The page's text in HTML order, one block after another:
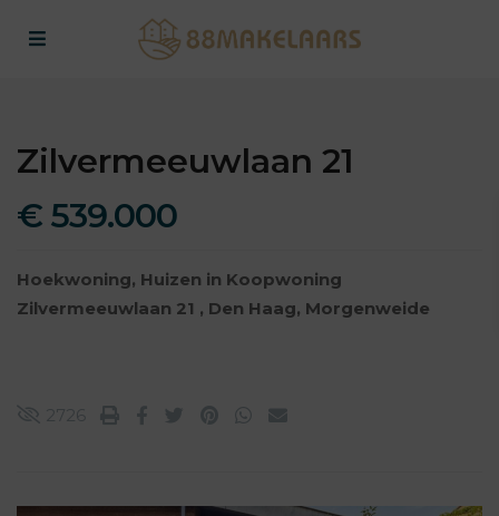
Zilvermeeuwlaan 21
€ 539.000
Hoekwoning, Huizen in Koopwoning
Zilvermeeuwlaan 21 , Den Haag, Morgenweide
2726